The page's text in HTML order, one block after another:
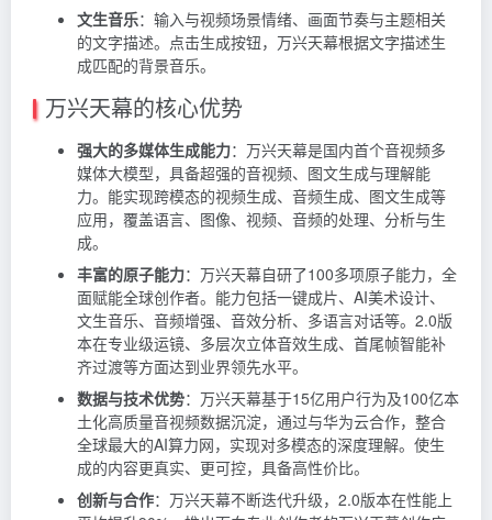
文生音乐：输入与视频场景情绪、画面节奏与主题相关
的文字描述。点击生成按钮，万兴天幕根据文字描述生
成匹配的背景音乐。
万兴天幕的核心优势
强大的多媒体生成能力：万兴天幕是国内首个音视频多
媒体大模型，具备超强的音视频、图文生成与理解能
力。能实现跨模态的视频生成、音频生成、图文生成等
应用，覆盖语言、图像、视频、音频的处理、分析与生
成。
丰富的原子能力：万兴天幕自研了100多项原子能力，全
面赋能全球创作者。能力包括一键成片、AI美术设计、
文生音乐、音频增强、音效分析、多语言对话等。2.0版
本在专业级运镜、多层次立体音效生成、首尾帧智能补
齐过渡等方面达到业界领先水平。
数据与技术优势：万兴天幕基于15亿用户行为及100亿本
土化高质量音视频数据沉淀，通过与华为云合作，整合
全球最大的AI算力网，实现对多模态的深度理解。使生
成的内容更真实、更可控，具备高性价比。
创新与合作：万兴天幕不断迭代升级，2.0版本在性能上